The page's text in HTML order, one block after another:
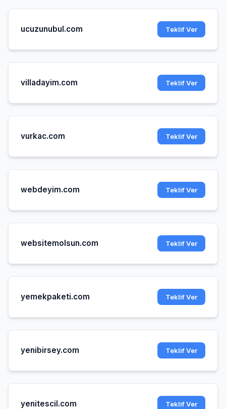
ucuzunubul.com Teklif Ver
villadayim.com Teklif Ver
vurkac.com Teklif Ver
webdeyim.com Teklif Ver
websitemolsun.com Teklif Ver
yemekpaketi.com Teklif Ver
yenibirsey.com Teklif Ver
yenitescil.com Teklif Ver